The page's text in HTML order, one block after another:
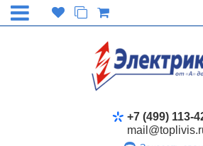
+7 (499) 113-